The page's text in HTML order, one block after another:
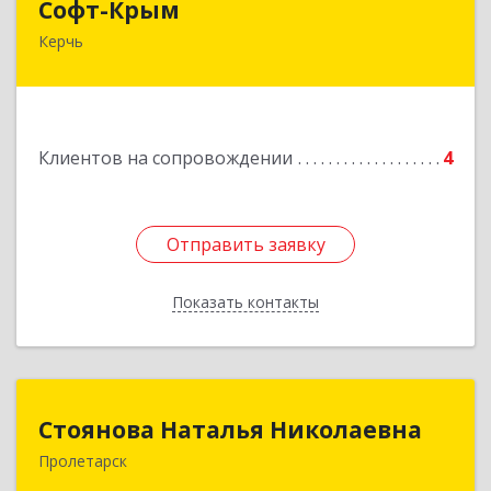
Софт-Крым
Керчь
Клиентов на сопровождении 4
Отправить заявку
Показать контакты
Республика Калмыкия, г. Элиста, ул. Губаревича,
Отправить заявку
Назад
Стоянова Наталья Николаевна
Пролетарск